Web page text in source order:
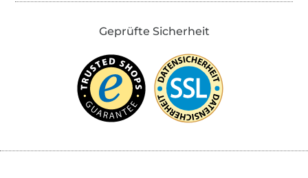
Geprüfte Sicherheit